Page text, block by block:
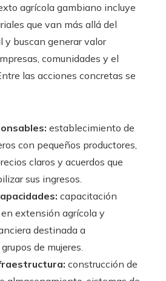
agrícola gambiano incluye
que van más allá del
y buscan generar valor
comunidades y el
las acciones concretas se
establecimiento de
con pequeños productores,
claros y acuerdos que
sus ingresos.
capacitación
extensión agrícola y
destinada a
de mujeres.
construcción de